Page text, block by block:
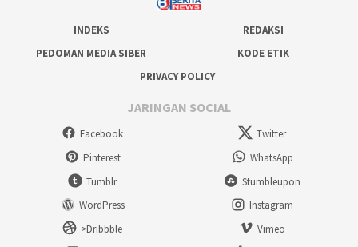
INDEKS
REDAKSI
PEDOMAN MEDIA SIBER
KODE ETIK
PRIVACY POLICY
JARINGAN SOCIAL
Facebook
Twitter
Pinterest
WhatsApp
Tumblr
Stumbleupon
WordPress
Instagram
>Dribbble
Vimeo